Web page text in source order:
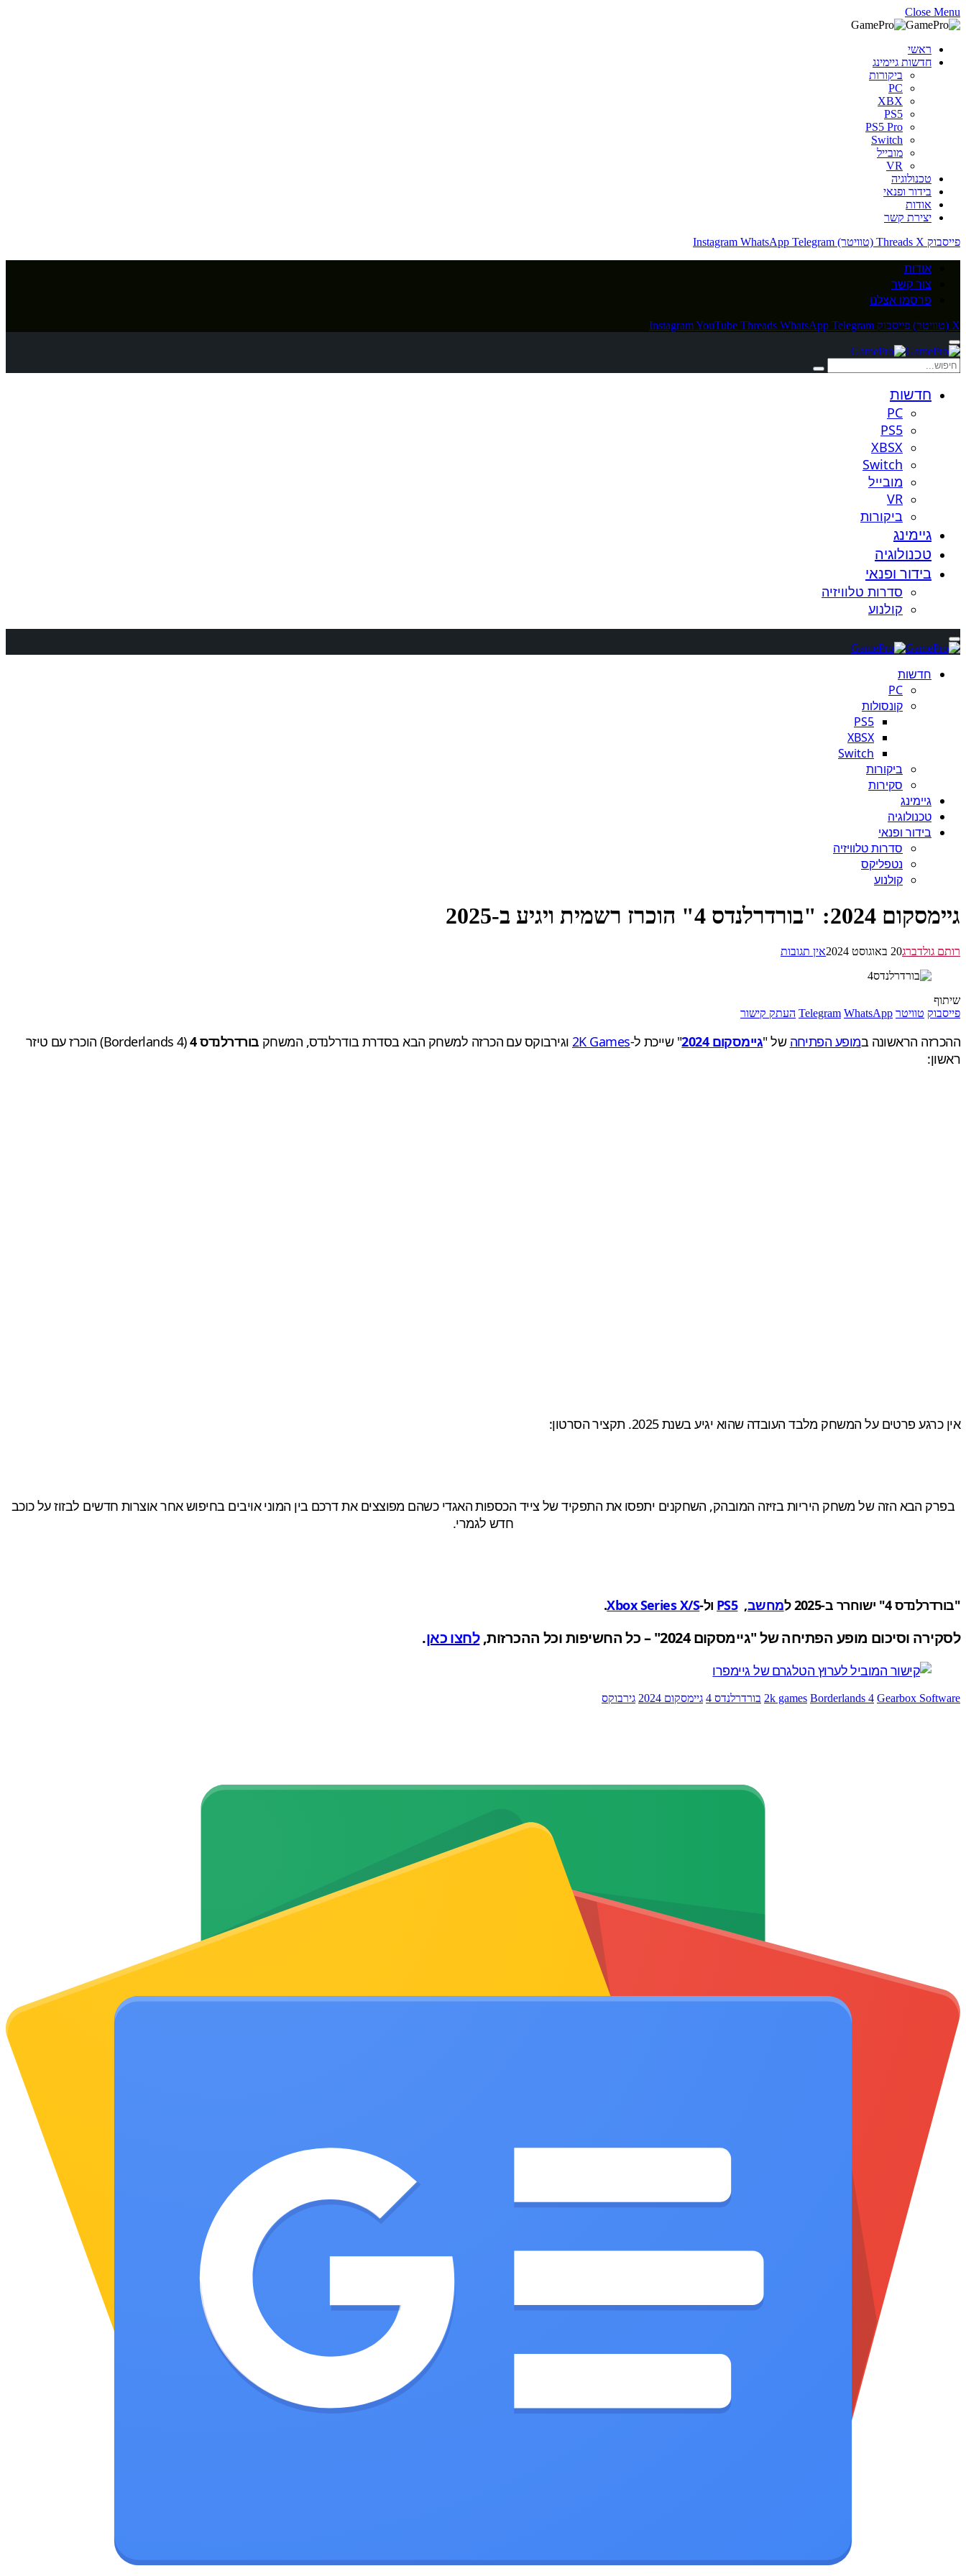
Close Menu
ראשי
חדשות גיימינג
ביקורות
PC
XBX
PS5
PS5 Pro
Switch
מובייל
VR
טכנולוגיה
בידור ופנאי
אודות
יצירת קשר
פייסבוק
Threads X (טוויטר) Instagram WhatsApp Telegram
אודות
צור קשר
פרסמו אצלנו
X (טוויטר) פייסבוק InstagramYouTube Threads WhatsApp Telegram
חדשות
PC
PS5
XBSX
Switch
מובייל
VR
ביקורות
גיימינג
טכנולוגיה
בידור ופנאי
סדרות טלוויזיה
קולנוע
חדשות
PC
קונסולות
PS5
XBSX
Switch
ביקורות
סקירות
גיימינג
טכנולוגיה
בידור ופנאי
סדרות טלוויזיה
נטפליקס
קולנוע
גיימסקום 2024: "בורדרלנדס 4" הוכרז רשמית ויגיע ב-2025
רותם גולדברג20 באוגוסט 2024 אין תגובות
שיתוף
פייסבוק טוויטר Telegram WhatsApp העתק קישור
ההכרזה הראשונה במופע הפתיחה של "גיימסקום 2024 " שייכת ל-2K Games וגירבוקס עם הכרזה למשחק הבא בסדרת בודרלנדס, המשחק בורדרלנדס 4
(Borderlands 4) הוכרז עם טיזר
ראשון:
אין כרגע פרטים על המשחק מלבד העובדה שהוא יגיע בשנת 2025. תקציר הסרטון:
בפרק הבא הזה של משחק היריות בזיזה המובהק, השחקנים יתפסו את התפקיד של צייד הכספות האגדי כשהם מפוצצים את דרכם בין המוני אויבים בחיפוש אחר אוצרות חדשים לבזוז על כוכב
חדש לגמרי.
"בורדרלנדס 4" ישוחרר ב-2025 ל מחשב,
PS5 ול-Xbox Series X/S
.
לסקירה וסיכום מופע הפתיחה של "גיימסקום 2024" – כל החשיפות וכל ההכרזות, לחצו כאן.
2k games Borderlands 4 Gearbox Software בורדרלנדס 4 גיימסקום 2024 גירבוקס